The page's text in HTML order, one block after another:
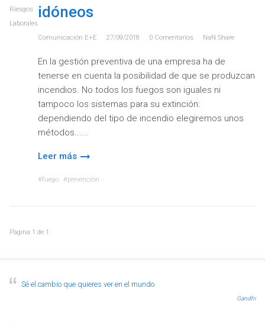
Riesgos
Laborales
idóneos
Comunicación E+e 27/09/2018 0 Comentarios NaN Share
En la gestión preventiva de una empresa ha de
tenerse en cuenta la posibilidad de que se produzcan
incendios. No todos los fuegos son iguales ni
tampoco los sistemas para su extinción:
dependiendo del tipo de incendio elegiremos unos
métodos...
Leer más
fuego prevención
Página 1 de 1
Sé el cambio que quieres ver en el mundo
Gandhi